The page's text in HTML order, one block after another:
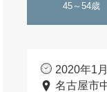
45～54歳
2020年1
名古屋市